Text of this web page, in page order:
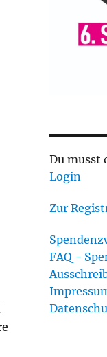
Du musst
Login
Zur
FAQ -